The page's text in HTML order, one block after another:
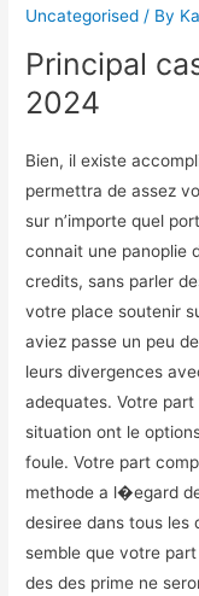
Uncategorised / By
Principal
2024
Bien, il existe
permettra de assez
sur n’importe quel
connait une panoplie
credits, sans parler
votre place soutenir
aviez passe un peu
leurs divergences
adequates. Votre part
situation ont le
foule. Votre part
methode a l�egard
desiree dans tous les
semble que votre
des des prime ne